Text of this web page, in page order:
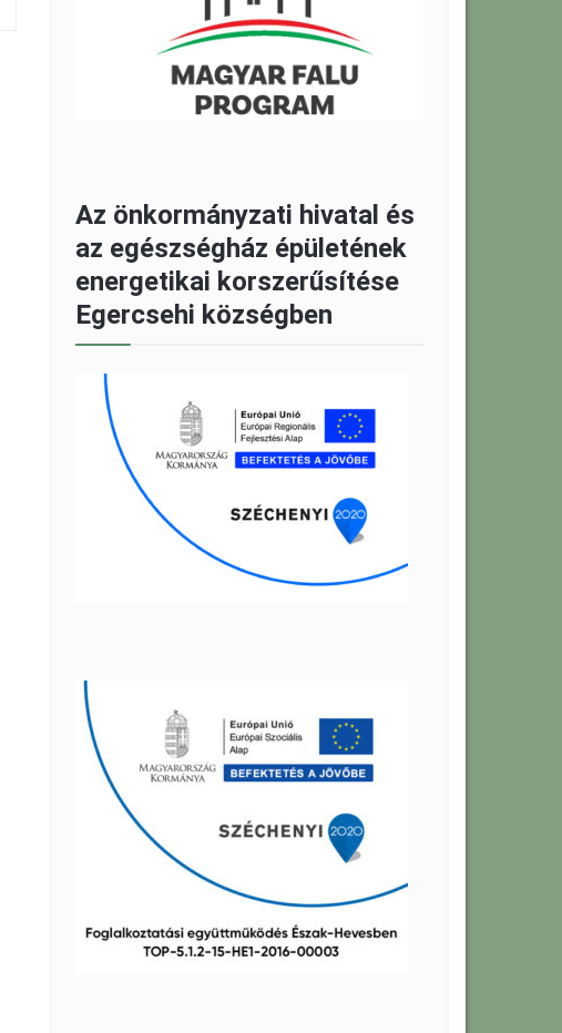
Az önkormányzati hivatal és
az egészségház épületének
energetikai korszerűsítése
Egercsehi községben